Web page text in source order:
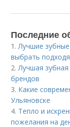
Последние
1.Лучшие
выбрать
2.Лучшая
брендов
3. Какие
Ульяновске
4. Тепло и
пожелания на